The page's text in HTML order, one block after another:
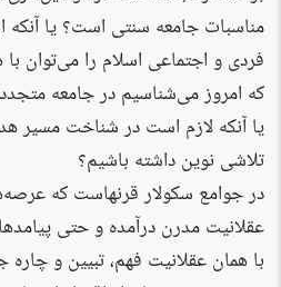
مناسبات جامعه سنتی است؟ یا آنکه
فردی و اجتماعی اسلام را می‌توان
که امروز می‌شناسیم در جامعه
یا آنکه لازم است در شناخت مسیر
تلاشی نوین داشته باشیم؟
در جوامع سکولار قرنهاست که
عقلانیت مدرن درآمده و حتی
با همان عقلانیت فهم، تبیین و